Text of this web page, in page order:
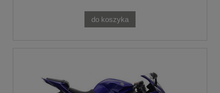
do koszyka